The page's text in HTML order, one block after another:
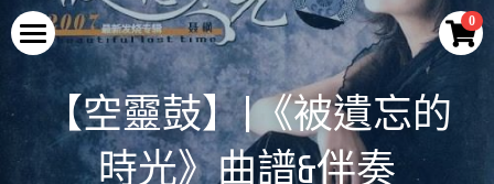
0
首頁
空靈鼓
輕巧迷你款式
空靈鼓演奏
【空靈鼓】|《被遺忘的
時光》曲譜&伴奏
×
商品分類
所有商品分類
最新優惠